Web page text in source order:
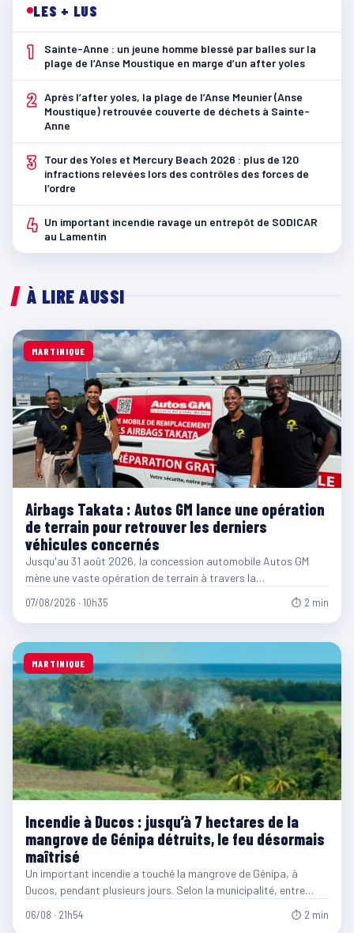
LES + LUS
1
Sainte-Anne : un jeune homme blessé par balles sur la
plage de l’Anse Moustique en marge d’un after yoles
2 Après l’after yoles, la plage de l’Anse Meunier (Anse
Moustique) retrouvée couverte de déchets à Sainte-
Anne
3
Tour des Yoles et Mercury Beach 2026 : plus de 120
infractions relevées lors des contrôles des forces de
l’ordre
4 Un important incendie ravage un entrepôt de SODICAR
au Lamentin
À LIRE AUSSI
MARTINIQUE
Airbags Takata : Autos GM lance une opération
de terrain pour retrouver les derniers
véhicules concernés
Jusqu'au 31 août 2026, la concession automobile Autos GM
mène une vaste opération de terrain à travers la…
07/08/2026 · 10h35 ⏱ 2 min
MARTINIQUE
Incendie à Ducos : jusqu’à 7 hectares de la
mangrove de Génipa détruits, le feu désormais
maîtrisé
Un important incendie a touché la mangrove de Génipa, à
Ducos, pendant plusieurs jours. Selon la municipalité, entre…
06/08 · 21h54 ⏱ 2 min